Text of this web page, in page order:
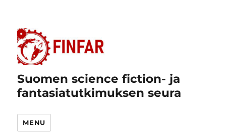
Suomen science fiction- ja
fantasiatutkimuksen seura
MENU